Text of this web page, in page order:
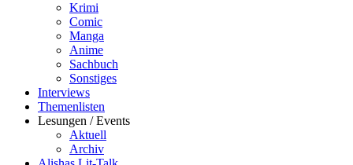
Krimi
Comic
Manga
Anime
Sachbuch
Sonstiges
Interviews
Themenlisten
Lesungen / Events
Aktuell
Archiv